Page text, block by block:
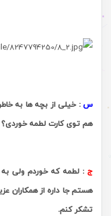
س : خیلی از بچه ها به
هم توی کارت لطمه خوردی؟
ج: لطمه که خوردم ولى
هستم جا داره از همکاران
تشکر کنم.